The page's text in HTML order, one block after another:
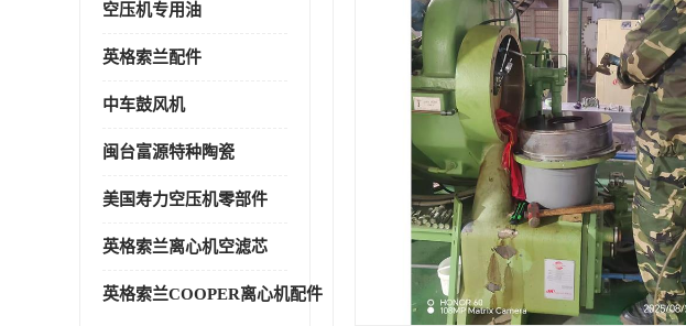
空压机专用油
英格索兰配件
中车鼓风机
闽台富源特种陶瓷
美国寿力空压机零部件
英格索兰离心机空滤芯
英格索兰COOPER离心机配件